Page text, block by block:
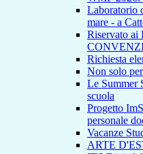
Laboratorio
mare - a
Riservato ai
Richiesta
Non solo
Le Summer
scuola
Progetto
personale
Vacanze
ARTE